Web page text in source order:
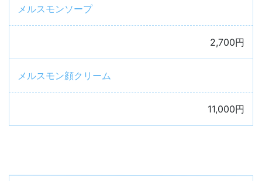
メルスモンソープ
2,700円
メルスモン顔クリーム
11,000円